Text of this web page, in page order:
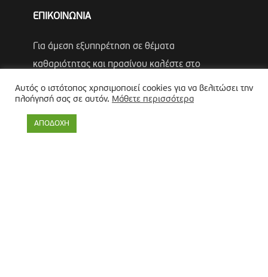
ΕΠΙΚΟΙΝΩΝΙΑ
Για άμεση εξυπηρέτηση σε θέματα
καθαριότητας και πρασίνου καλέστε στο
15100
Προστασίας
Αυτός ο ιστότοπος χρησιμοποιεί cookies για να βελιτώσει την
πλοήγησή σας σε αυτόν. Μάθετε περισσότερα
ΑΠΟΔΟΧΗ